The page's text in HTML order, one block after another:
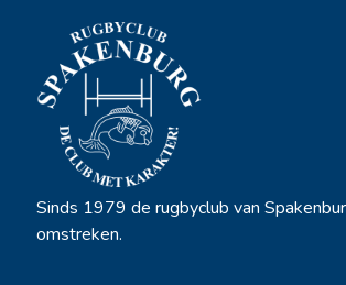
Sinds 1979 de rugbyclub van
omstreken.